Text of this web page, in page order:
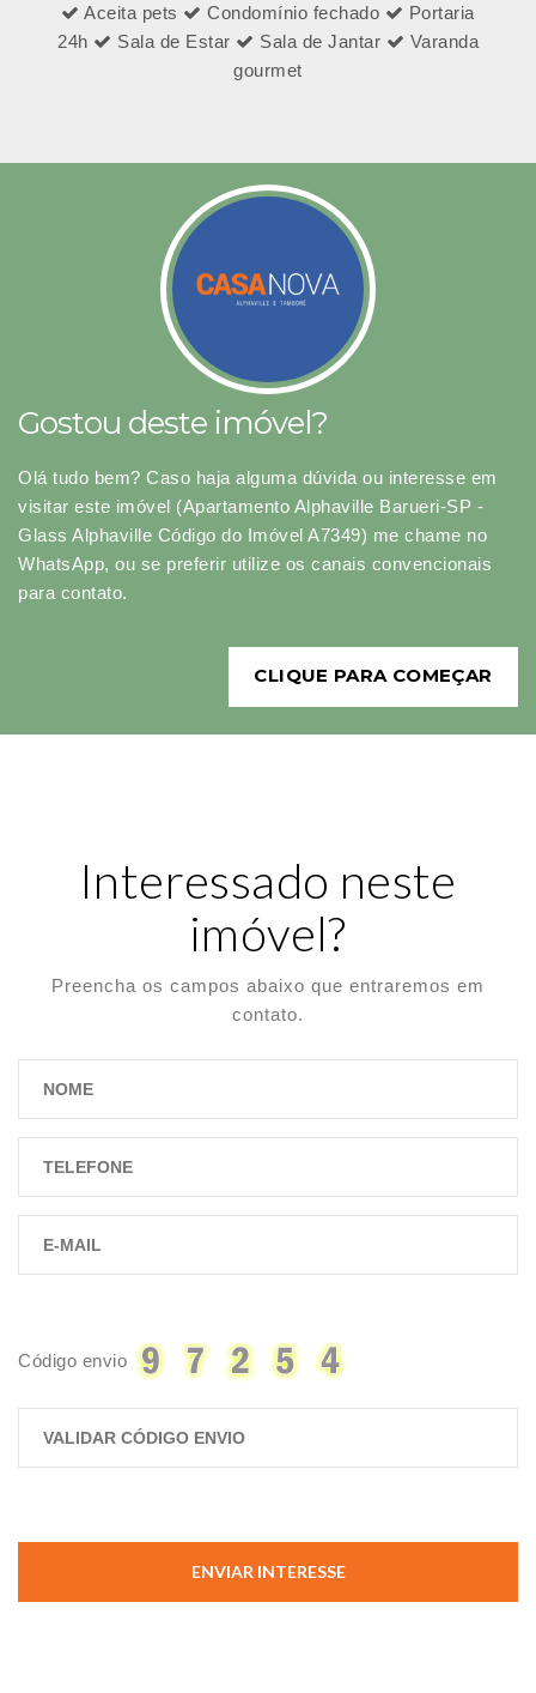
Aceita pets Condomínio fechado
Portaria
24h
Sala de Estar Sala de Jantar
Varanda
gourmet
Gostou deste imóvel?
Olá tudo bem? Caso haja alguma dúvida ou interesse em
visitar este imóvel (Apartamento Alphaville Barueri-SP -
Glass Alphaville Código do Imóvel A7349) me chame no
WhatsApp, ou se preferir utilize os canais convencionais
para contato.
CLIQUE PARA COMEÇAR
Interessado neste
imóvel?
Preencha os campos abaixo que entraremos em
contato.
Código envio
ENVIAR INTERESSE